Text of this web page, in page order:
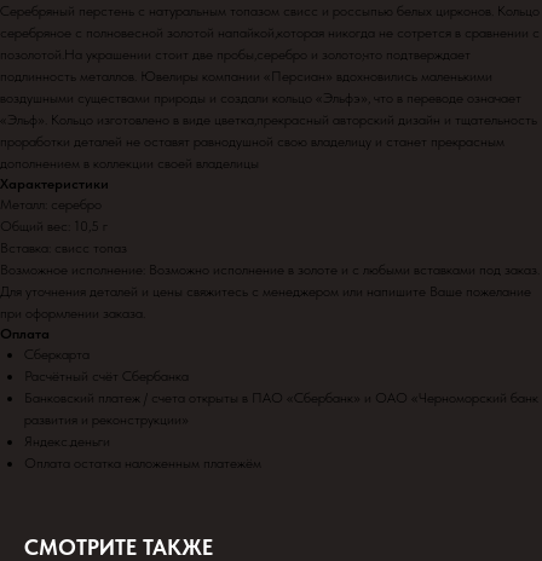
Серебряный перстень с натуральным топазом свисс и россыпью белых цирконов. Кольцо
серебряное с полновесной золотой напайкой,которая никогда не сотрется в сравнении с
позолотой.На украшении стоит две пробы,серебро и золото,что подтверждает
подлинность металлов. Ювелиры компании «Персиан» вдохновились маленькими
воздушными существами природы и создали кольцо «Эльфэ», что в переводе означает
«Эльф». Кольцо изготовлено в виде цветка,прекрасный авторский дизайн и тщательность
проработки деталей не оставят равнодушной свою владелицу и станет прекрасным
дополнением в коллекции своей владелицы
Характеристики
Металл: серебро
Общий вес: 10,5 г
Вставка: свисс топаз
Возможное исполнение: Возможно исполнение в золоте и с любыми вставками под заказ.
Для уточнения деталей и цены свяжитесь с менеджером или напишите Ваше пожелание
при оформлении заказа.
Оплата
Сберкарта
Расчётный счёт Сбербанка
Банковский платеж / счета открыты в ПАО «Сбербанк» и ОАО «Черноморский банк
развития и реконструкции»
Яндекс.деньги
Оплата остатка наложенным платежём
СМОТРИТЕ ТАКЖЕ